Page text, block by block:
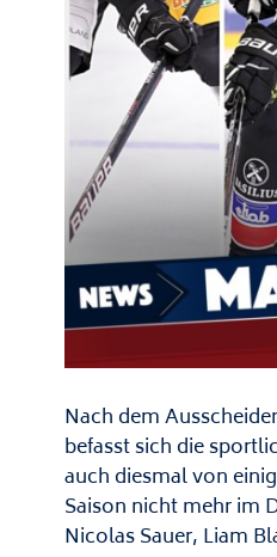
Nach dem
befasst sich die
auch diesmal von
Saison nicht mehr im
Nicolas Sauer, Liam